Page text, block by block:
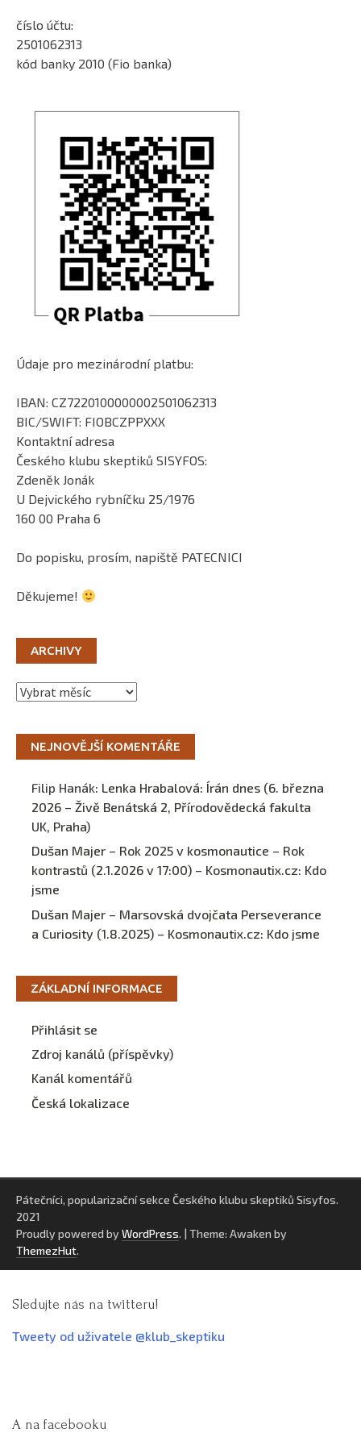
číslo účtu:
2501062313
kód banky 2010 (Fio banka)
Údaje pro mezinárodní platbu:
IBAN: CZ7220100000002501062313
BIC/SWIFT: FIOBCZPPXXX
Kontaktní adresa
Českého klubu skeptiků SISYFOS:
Zdeněk Jonák
U Dejvického rybníčku 25/1976
160 00 Praha 6
Do popisku, prosím, napiště PATECNICI
Děkujeme!
ARCHIVY
Archivy
NEJNOVĚJŠÍ KOMENTÁŘE
Filip Hanák: Lenka Hrabalová: Írán dnes (6. března
2026 – Živě Benátská 2, Přírodovědecká fakulta
UK, Praha)
Dušan Majer – Rok 2025 v kosmonautice – Rok
kontrastů (2.1.2026 v 17:00) – Kosmonautix.cz: Kdo
jsme
Dušan Majer – Marsovská dvojčata Perseverance
a Curiosity (1.8.2025) – Kosmonautix.cz: Kdo jsme
ZÁKLADNÍ INFORMACE
Přihlásit se
Zdroj kanálů (příspěvky)
Kanál komentářů
Česká lokalizace
Pátečníci, popularizační sekce Českého klubu skeptiků Sisyfos.
2021
Proudly powered by WordPress. | Theme: Awaken by
ThemezHut.
Sledujte nás na twitteru!
Tweety od uživatele @klub_skeptiku
A na facebooku